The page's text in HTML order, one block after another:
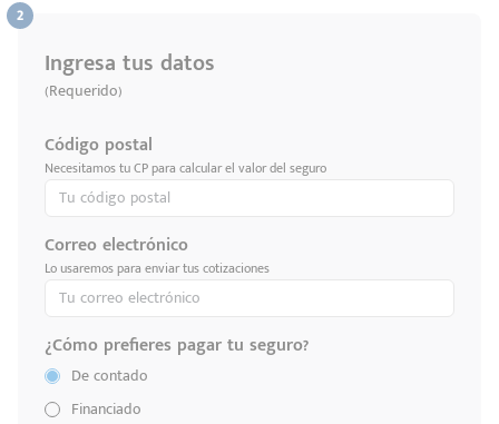
Ingresa tus datos
(Requerido)
Código postal
Necesitamos tu CP para calcular el valor del seguro
Correo electrónico
Lo usaremos para enviar tus cotizaciones
¿Cómo prefieres pagar tu seguro?
De contado
Financiado